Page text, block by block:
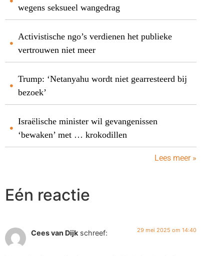
wegens seksueel wangedrag
Activistische ngo’s verdienen het publieke
vertrouwen niet meer
Trump: ‘Netanyahu wordt niet gearresteerd bij
bezoek’
Israëlische minister wil gevangenissen
‘bewaken’ met … krokodillen
Lees meer »
Eén reactie
Cees van Dijk schreef: 29 mei 2025 om 14:40